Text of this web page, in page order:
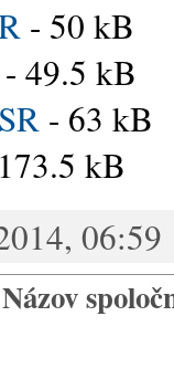
- 50 kB
- 49.5 kB
- 63 kB
kB
06:59